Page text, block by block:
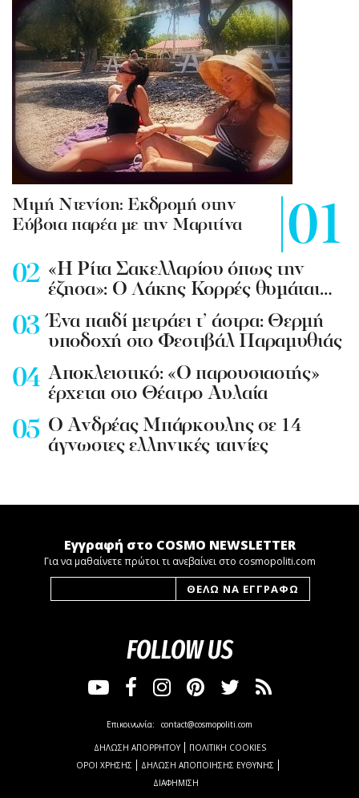
Mιμή Ντενίση: Εκδρομή στην
Εύβοια παρέα με την Μαριτίνα
«Η Ρίτα Σακελλαρίου όπως την
έζησα»: Ο Λάκης Κορρές θυμάται…
Ένα παιδί μετράει τ’ άστρα: Θερμή
υποδοχή στο Φεστιβάλ Παραμυθιάς
Aποκλειστικό: «Ο παρουσιαστής»
έρχεται στο Θέατρο Αυλαία
Ο Ανδρέας Μπάρκουλης σε 14
άγνωστες ελληνικές ταινίες
Εγγραφή στο COSMO NEWSLETTER
Για να μαθαίνετε πρώτοι τι ανεβαίνει στο cosmopoliti.com
FOLLOW US
Επικοινωνία: contact@cosmopoliti.com
ΔΗΛΩΣΗ ΑΠΟΡΡΗΤΟΥ
ΠΟΛΙΤΙΚΗ COOKIES
ΟΡΟΙ ΧΡΗΣΗΣ
ΔΗΛΩΣΗ ΑΠΟΠΟΙΗΣΗΣ ΕΥΘΥΝΗΣ
ΔΙΑΦΗΜΙΣΗ